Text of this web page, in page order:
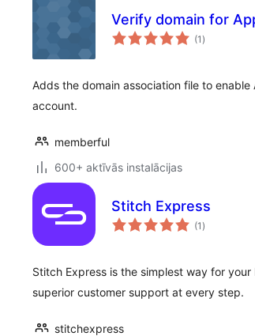
Verify domain for
(1 vērtējumu
kopsumma
)
Adds the domain association file to
account.
memberful
600+ aktīvās instalācijas
Stitch Express
(1 vērtējumu
kopsumma
)
Stitch Express is the simplest way for
superior customer support at every step.
stitchexpress